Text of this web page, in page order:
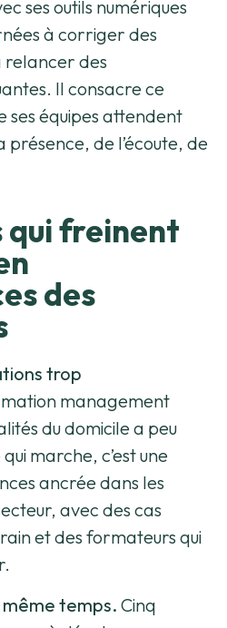
ses outils numériques
à corriger des
relancer des
Il consacre ce
ses équipes attendent
présence, de l’écoute, de
qui freinent
des
trop
management
du domicile a peu
marche, c’est une
ancrée dans les
avec des cas
et des formateurs qui
temps.Cinq